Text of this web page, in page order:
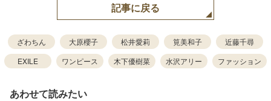
記事に戻る
ざわちん 大原櫻子 松井愛莉 筧美和子
近藤千尋
EXILE
ワンピース 木下優樹菜 水沢アリー ファッション
あわせて読みたい